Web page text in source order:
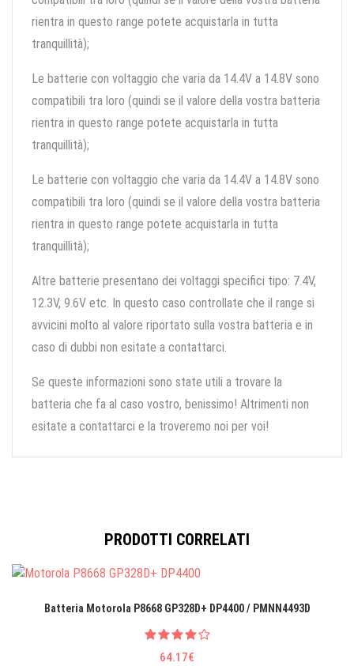
rientra in questo range potete acquistarla in tutta
tranquillità);
Le batterie con voltaggio che varia da 14.4V a 14.8V sono
compatibili tra loro (quindi se il valore della vostra batteria
rientra in questo range potete acquistarla in tutta
tranquillità);
Le batterie con voltaggio che varia da 14.4V a 14.8V sono
compatibili tra loro (quindi se il valore della vostra batteria
rientra in questo range potete acquistarla in tutta
tranquillità);
Altre batterie presentano dei voltaggi specifici tipo: 7.4V,
12.3V, 9.6V etc. In questo caso controllate che il range si
avvicini molto al valore riportato sulla vostra batteria e in
caso di dubbi non esitate a contattarci.
Se queste informazioni sono state utili a trovare la
batteria che fa al caso vostro, benissimo! Altrimenti non
esitate a contattarci e la troveremo noi per voi!
PRODOTTI CORRELATI
Batteria Motorola P8668 GP328D+ DP4400 / PMNN4493D
64.17€